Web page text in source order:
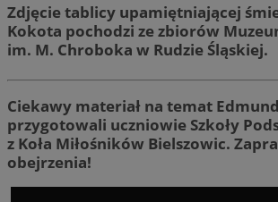
Zdjęcie tablicy upamiętniającej
Kokota pochodzi ze zbiorów
im. M. Chroboka w Rudzie Śląskiej.
Ciekawy materiał na temat
przygotowali uczniowie Szkoły
z Koła Miłośników Bielszowic.
obejrzenia!